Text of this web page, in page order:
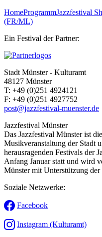
HomeProgrammJazzfestival
(FR/ML)
Ein Festival der Partner:
Stadt Münster - Kulturamt
48127 Münster
T: +49 (0)251 4924121
F: +49 (0)251 4927752
post@jazzfestival-muenster.de
Jazzfestival Münster
Das Jazzfestival Münster ist
Musikveranstaltung der Stadt
herausragenden Festivals der
Anfang Januar statt und wird
Münster mit Unterstützung der
Soziale Netzwerke:
Facebook
Instagram (Kulturamt)